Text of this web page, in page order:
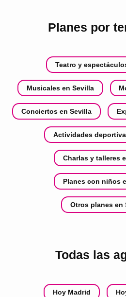
Planes por
Teatro y
Musicales en Sevilla
Conciertos en Sevilla
Actividades
Charlas y talleres
Planes con niños
Otros planes en
Todas las
Hoy Madrid